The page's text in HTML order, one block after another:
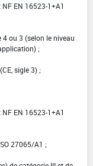
EN 16523-1+A1
ou 3 (selon le niveau
;
sigle 3) ;
EN 16523-1+A1
27065/A1 ;